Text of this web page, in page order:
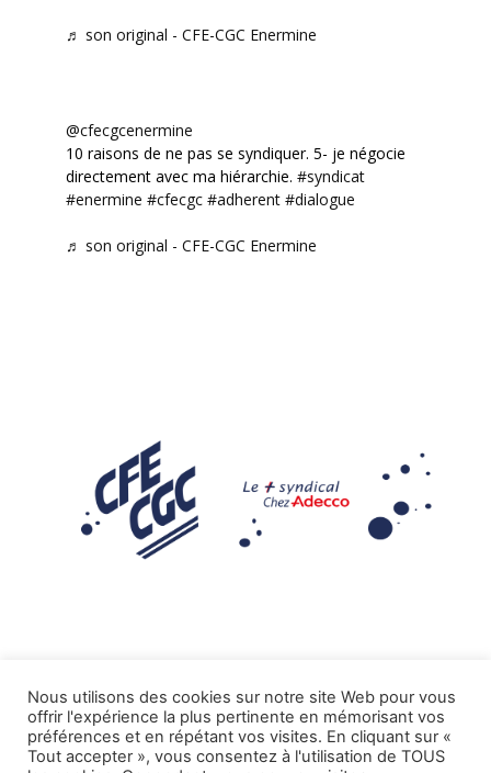
♬ son original - CFE-CGC Enermine
@cfecgcenermine
10 raisons de ne pas se syndiquer. 5- je négocie
directement avec ma hiérarchie. #syndicat
#enermine #cfecgc #adherent #dialogue
♬ son original - CFE-CGC Enermine
Mentions légales
Nous utilisons des cookies sur notre site Web pour vous
offrir l'expérience la plus pertinente en mémorisant vos
préférences et en répétant vos visites. En cliquant sur «
Tout accepter », vous consentez à l'utilisation de TOUS